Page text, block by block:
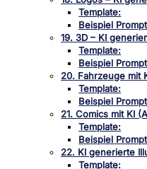
Template:
Beispiel
19. 3D – KI
Template:
Beispiel
20. Fahrzeuge mit
Template:
Beispiel
21. Comics mit KI
Template:
Beispiel
22. KI generierte
Template: